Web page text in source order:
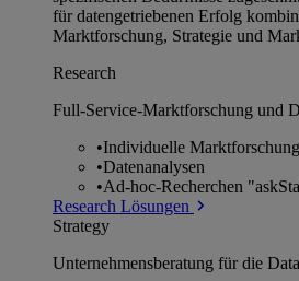
für datengetriebenen Erfolg
Marktforschung, Strategie und
Research
Full-Service-Marktforschung und
•Individuelle Marktforschung
•Datenanalysen
•Ad-hoc-Recherchen
Research Lösungen
Strategy
Unternehmens­beratung für die